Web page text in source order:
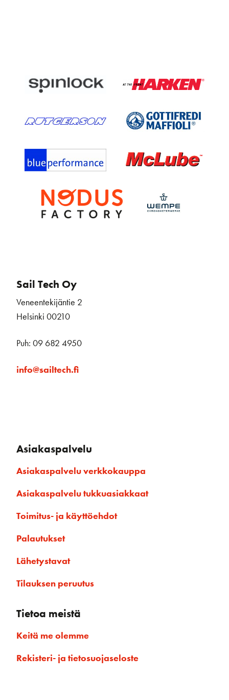
Sail Tech Oy
Veneentekijäntie 2
Helsinki 00210
Puh: 09 682 4950
info@sailtech.fi
Asiakaspalvelu
Asiakaspalvelu verkkokauppa
Asiakaspalvelu tukkuasiakkaat
Toimitus- ja käyttöehdot
Palautukset
Lähetystavat
Tilauksen peruutus
Tietoa meistä
Keitä me olemme
Rekisteri- ja tietosuojaseloste